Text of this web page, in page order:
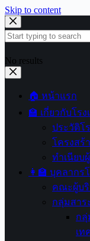
Skip to content
No results
🏠 หน้าแรก
🏫 เกี่ยวกับโรง
ประวัติโ
โครงสร้
ทำเนียบ
👩‍🏫 บุคลากร
คณะผู้บ
กลุ่มสาร
กลุ่
เท